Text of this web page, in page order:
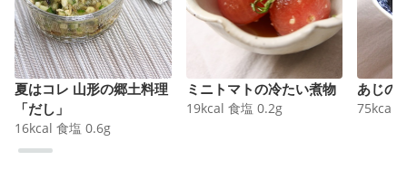
夏はコレ 山形の郷土料理
「だし」
16kcal 食塩 0.6g
ミニトマトの冷たい煮物
19kcal 食塩 0.2g
あじの
75kcal